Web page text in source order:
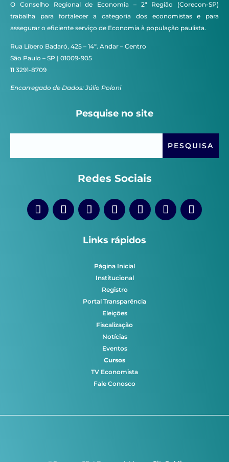
O Conselho Regional de Economia – 2ª Região (Corecon-SP)
trabalha para fortalecer a categoria dos economistas e para
assegurar o eficiente serviço de Economia à população paulista.
Rua Líbero Badaró, 425 – 14º. Andar – Centro
São Paulo – SP | 01009-905
11 3291-8709
Encarregado de Dados: Júlio Poloni
Pesquise no site
Redes Sociais
Links rápidos
Página Inicial
Institucional
Registro
Portal Transparência
Eleições
Fiscalização
Notícias
Eventos
Cursos
TV Economista
Fale Conosco